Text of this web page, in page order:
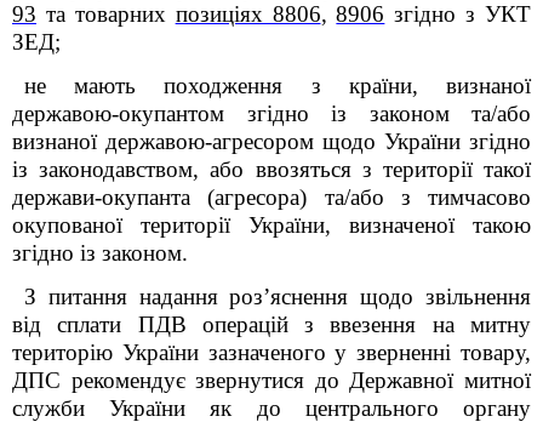
93 та товарних позиціях 8806,8906 згідно з УКТ
ЗЕД;
не мають походження з країни, визнаної
державою-окупантом згідно із законом та/або
визнаної державою-агресором щодо України згідно
із законодавством, або ввозяться з території такої
держави-окупанта (агресора) та/або з тимчасово
окупованої території України, визначеної такою
згідно із законом.
З питання надання роз’яснення щодо звільнення
від сплати ПДВ операцій з ввезення на митну
територію України зазначеного у зверненні товару,
ДПС рекомендує звернутися до Державної митної
служби України як до центрального органу